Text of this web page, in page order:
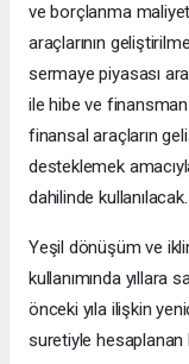
ve borçlanma
araçlarının
sermaye piyasası
ile hibe ve
finansal araçların
desteklemek
dahilinde kullanılacak.
Yeşil dönüşüm ve
kullanımında yıllara
önceki yıla ilişkin
suretiyle hesaplanan